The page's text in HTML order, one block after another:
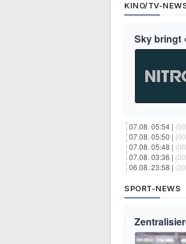
KINO/TV-
Sky bringt
07.08. 05:54 |
07.08. 05:50 |
07.08. 05:48 |
07.08. 03:36 |
06.08. 23:58 |
SPORT-NEWS